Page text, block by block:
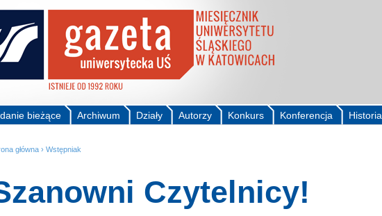
Historia
Konferencja
Konkurs
Autorzy
Działy
Archiwum
bieżące
główna › Wstępniak
Czytelnicy!